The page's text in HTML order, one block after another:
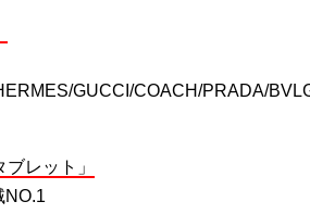
GUCCI/COACH/PRADA/
レット」
NO.1